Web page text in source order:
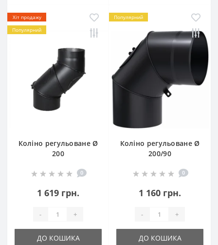
Хіт продажу
Популярний
Коліно регульоване Ø
200
0
1 619 грн.
- +
ДО КОШИКА
Популярний
Коліно регульоване Ø
200/90
0
1 160 грн.
- +
ДО КОШИКА